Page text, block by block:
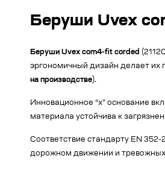
Беруши Uvex
Беруши Uvex com4-fit corded
эргономичный дизайн делает их
на производстве).
Инновационное “х” основание
материала устойчива к
Соответствие стандарту EN 352-
дорожном движении и